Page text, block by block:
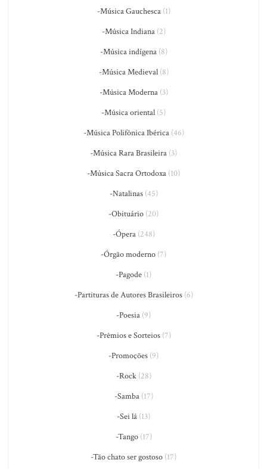
-Música Gauchesca(1)
-Música Indiana(2)
-Música indígena(8)
-Música Medieval(8)
-Música Moderna(3)
-Música oriental (5)
-Música Polifônica Ibérica(46)
-Música Rara Brasileira (3)
-Música Sacra Ortodoxa (10)
-Natalinas(45)
-Obituário (20)
-Ópera(248)
-Órgão moderno (7)
-Pagode (1)
-Partituras de Autores Brasileiros(6)
-Poesia (9)
-Prêmios e Sorteios(7)
-Promoções (9)
-Rock(28)
-Samba(17)
-Sei lá (13)
-Tango(17)
-Tão chato ser gostoso (17)